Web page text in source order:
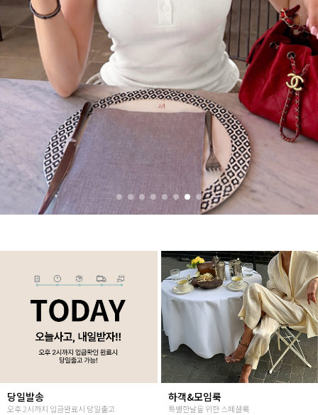
하객&모임룩
특별한날을 위한 스페셜룩
Summer vibes
난닝구의 뉴시즌 감성룩